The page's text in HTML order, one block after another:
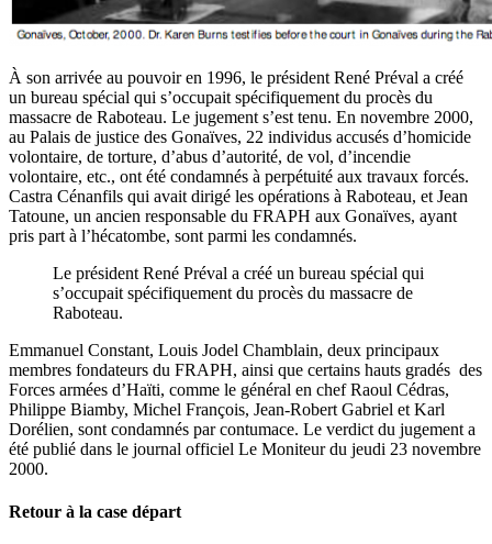
À son arrivée au pouvoir en 1996, le président René Préval a créé
un bureau spécial qui s’occupait spécifiquement du procès du
massacre de Raboteau. Le jugement s’est tenu. En novembre 2000,
au Palais de justice des Gonaïves, 22 individus accusés d’homicide
volontaire, de torture, d’abus d’autorité, de vol, d’incendie
volontaire, etc., ont été condamnés à perpétuité aux travaux forcés.
Castra Cénanfils qui avait dirigé les opérations à Raboteau, et Jean
Tatoune, un ancien responsable du FRAPH aux Gonaïves, ayant
pris part à l’hécatombe, sont parmi les condamnés.
Le président René Préval a créé un bureau spécial qui
s’occupait spécifiquement du procès du massacre de
Raboteau.
Emmanuel Constant, Louis Jodel Chamblain, deux principaux
membres fondateurs du FRAPH, ainsi que certains hauts gradés des
Forces armées d’Haïti, comme le général en chef Raoul Cédras,
Philippe Biamby, Michel François, Jean-Robert Gabriel et Karl
Dorélien, sont condamnés par contumace. Le verdict du jugement a
été publié dans le journal officiel Le Moniteur du jeudi 23 novembre
2000.
Retour à la case départ